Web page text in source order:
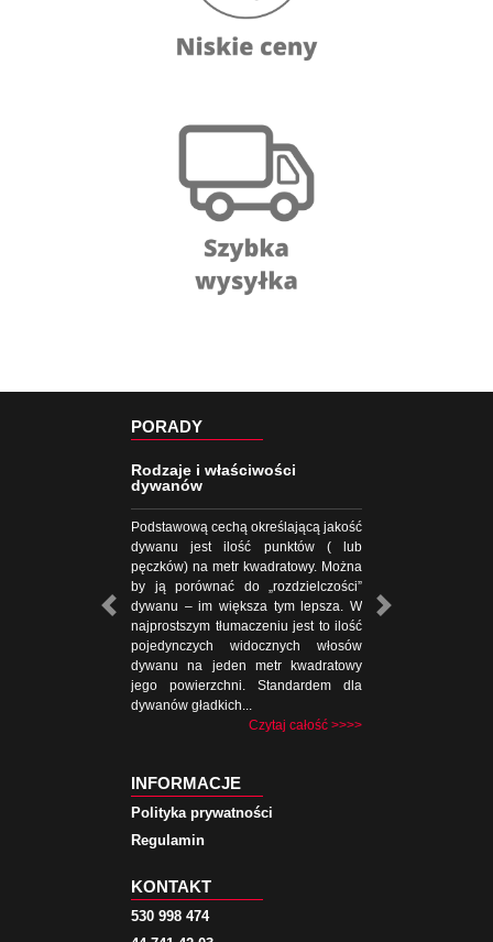
PORADY
Rodzaje i właściwości
dywanów
Podstawową cechą określającą jakość
dywanu jest ilość punktów ( lub
pęczków) na metr kwadratowy. Można
by ją porównać do „rozdzielczości”
dywanu – im większa tym lepsza. W
najprostszym tłumaczeniu jest to ilość
pojedynczych widocznych włosów
dywanu na jeden metr kwadratowy
jego powierzchni. Standardem dla
dywanów gładkich...
Czytaj całość >>>>
INFORMACJE
Polityka prywatności
Regulamin
KONTAKT
530 998 474